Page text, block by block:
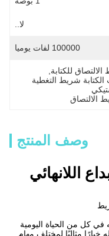
لا..
100000 لفات يوميا
للكتابة
الالتصاق
وصف المنتج
اللانهائي
في كل من الحياة اليومية
مثاليًا لمختلف مهام